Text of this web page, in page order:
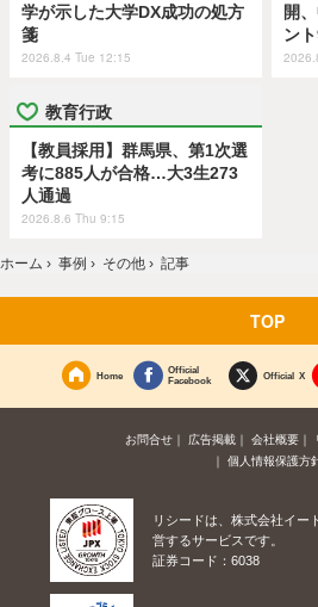
学が示した大学DX成功の処方
箋
2026.8.4 Tue 12:15
開
ン
教育行政
【教員採用】群馬県、第1次選
考に885人が合格…大3生273
人通過
2026.8.6 Thu 9:15
ホーム › 事例 › その他 › 記事
TOP
Home
Official
Facebook
Official X
お問合せ 広告掲載 会社概要
個人情報保護方
リシードは、株式会社イー
営するサービスです。
証券コード：6038